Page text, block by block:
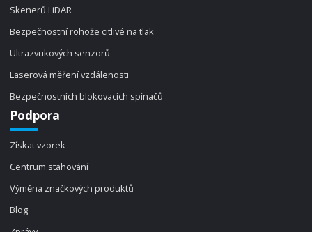
Skenerů LiDAR
Bezpečnostní rohože citlivé na tlak
Ultrazvukových senzorů
Laserová měření vzdálenosti
Bezpečnostních blokovacích spínačů
Podpora
Získat vzorek
Centrum stahování
Výměna značkových produktů
Blog